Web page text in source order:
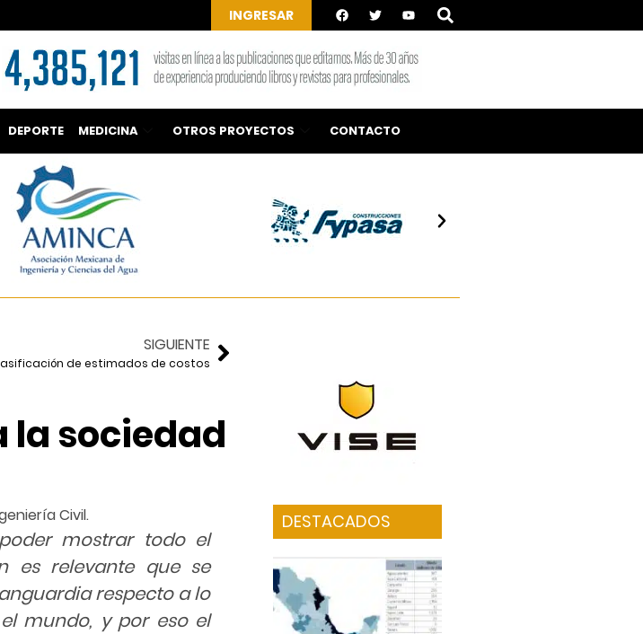
INGRESAR
DEPORTE MEDICINA OTROS PROYECTOS CONTACTO
SIGUIENTE
de estimados de costos
la sociedad
Civil.
mostrar todo el
es relevante que se
respecto a lo
mundo, y por eso el
DESTACADOS